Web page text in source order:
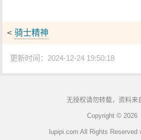
< 骑士精神
更新时间：2024-12-24 19:50:18
无授权请勿转载，资料来
Copyright © 2026
lupipi.com All Rights Reserved